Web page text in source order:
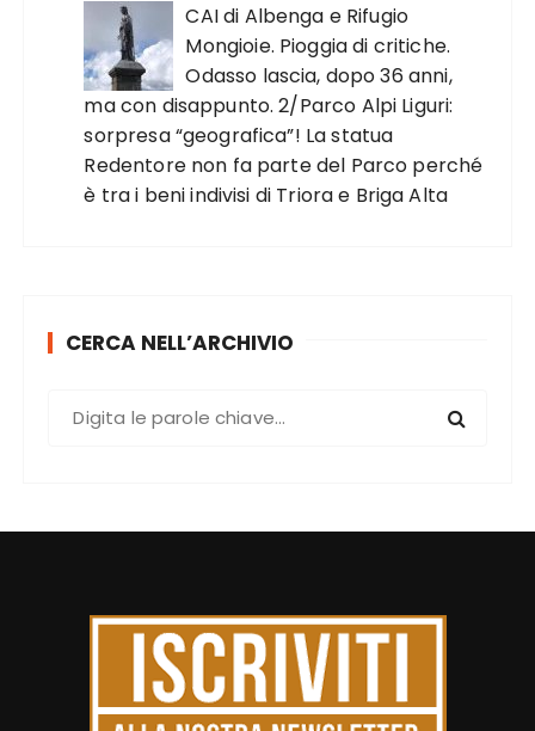
CAI di Albenga e Rifugio
Mongioie. Pioggia di critiche.
Odasso lascia, dopo 36 anni,
ma con disappunto. 2/Parco Alpi Liguri:
sorpresa “geografica”! La statua
Redentore non fa parte del Parco perché
è tra i beni indivisi di Triora e Briga Alta
CERCA NELL’ARCHIVIO